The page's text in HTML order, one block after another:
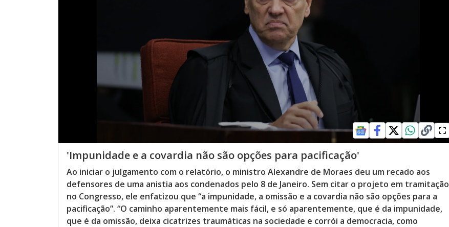
'Impunidade e a covardia não são opções para pacificação'
Ao iniciar o julgamento com o relatório, o ministro Alexandre de Moraes deu um recado aos
defensores de uma anistia aos condenados pelo 8 de Janeiro. Sem citar o projeto em tramitação
no Congresso, ele enfatizou que “a impunidade, a omissão e a covardia não são opções para a
pacificação”. “O caminho aparentemente mais fácil, e só aparentemente, que é da impunidade,
que é da omissão, deixa cicatrizes traumáticas na sociedade e corrói a democracia, como